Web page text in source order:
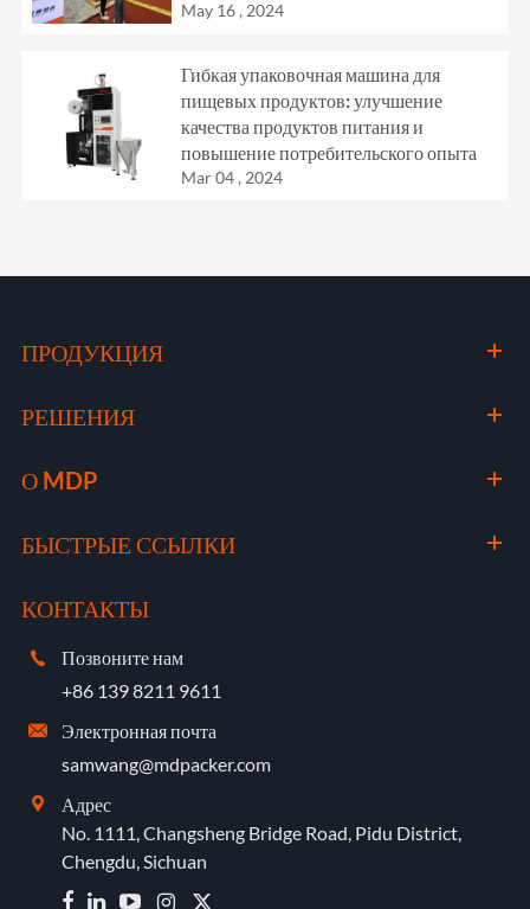
May 16 , 2024
Гибкая упаковочная машина для
пищевых продуктов: улучшение
качества продуктов питания и
повышение потребительского опыта
Mar 04 , 2024
ПРОДУКЦИЯ
РЕШЕНИЯ
О MDP
БЫСТРЫЕ ССЫЛКИ
КОНТАКТЫ

Позвоните нам
+86 139 8211 9611

Электронная почта
samwang@mdpacker.com

Адрес
No. 1111, Changsheng Bridge Road, Pidu District,
Chengdu, Sichuan
 